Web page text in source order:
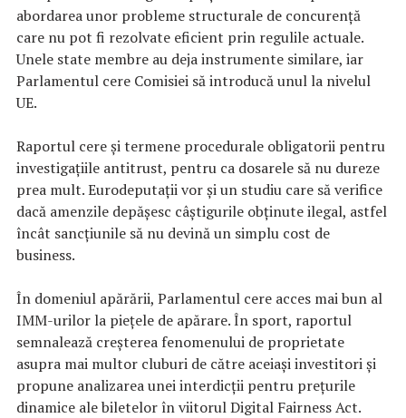
abordarea unor probleme structurale de concurență
care nu pot fi rezolvate eficient prin regulile actuale.
Unele state membre au deja instrumente similare, iar
Parlamentul cere Comisiei să introducă unul la nivelul
UE.
Raportul cere și termene procedurale obligatorii pentru
investigațiile antitrust, pentru ca dosarele să nu dureze
prea mult. Eurodeputații vor și un studiu care să verifice
dacă amenzile depășesc câștigurile obținute ilegal, astfel
încât sancțiunile să nu devină un simplu cost de
business.
În domeniul apărării, Parlamentul cere acces mai bun al
IMM-urilor la piețele de apărare. În sport, raportul
semnalează creșterea fenomenului de proprietate
asupra mai multor cluburi de către aceiași investitori și
propune analizarea unei interdicții pentru prețurile
dinamice ale biletelor în viitorul Digital Fairness Act.